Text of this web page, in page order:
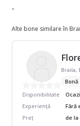
-
Alte bone similare în
Braila,
Bonă
Disponibilitate
Experiență
Fără
Preț
de la